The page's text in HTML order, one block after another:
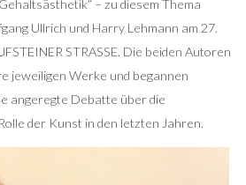
– zu diesem Thema
Ullrich und Harry Lehmann am 27.
STRASSE. Die beiden Autoren
jeweiligen Werke und begannen
angeregte Debatte über die
der Kunst in den letzten Jahren.